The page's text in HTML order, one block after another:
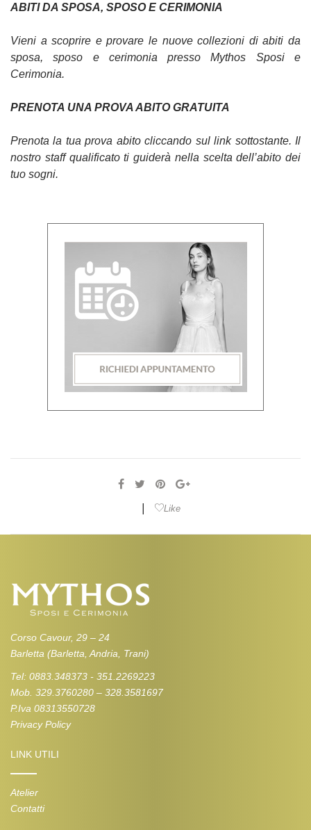
ABITI DA SPOSA, SPOSO E CERIMONIA
Vieni a scoprire e provare le nuove collezioni di abiti da
sposa, sposo e cerimonia presso Mythos Sposi e
Cerimonia.
PRENOTA UNA PROVA ABITO GRATUITA
Prenota la tua prova abito cliccando sul link sottostante. Il
nostro staff qualificato ti guiderà nella scelta dell’abito dei
tuo sogni.
Like
Corso Cavour, 29 – 24
Barletta (Barletta, Andria, Trani)
Tel: 0883.348373 - 351.2269223
Mob. 329.3760280 – 328.3581697
P.Iva 08313550728
Privacy Policy
LINK UTILI
Atelier
Contatti